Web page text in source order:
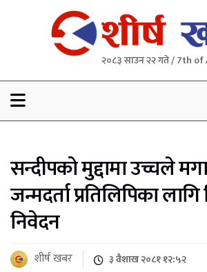
२०८३ साउन २२ गते / 7th
सन्दीपको मुद्दामा उच्चले
जन्मदर्ता प्रतिलिपिका
निवेदन
शीर्ष खबर ३ वैशाख २०८१ १२:५२